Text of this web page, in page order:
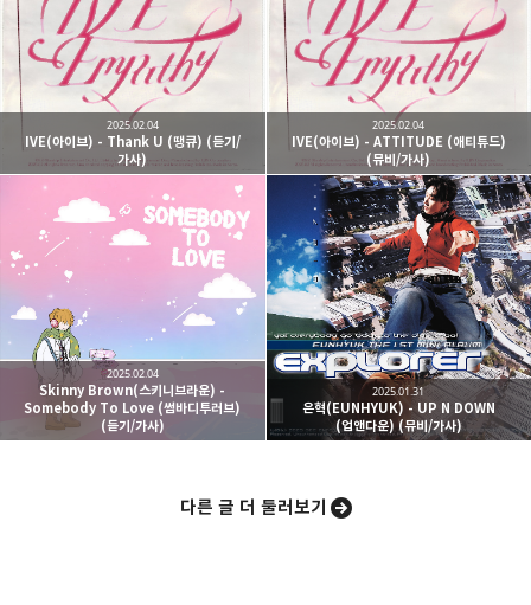
kjgsb 님의 블로그입니다.
구독하기
구독하기 카카오톡 라인 트위터
카카오스토리 네이버 블로그
IVE(아이브) - Thank U (땡큐) (듣기/
가사)
2025.02.04
IVE(아이브) - ATTITUDE (애티튜드)
(뮤비/가사)
2025.02.04
Skinny Brown(스키니브라운) -
Somebody To Love (썸바디투러브)
(듣기/가사)
2025.02.04
은혁(EUNHYUK) - UP N DOWN
(업앤다운) (뮤비/가사)
2025.01.31
다른 글 더 둘러보기